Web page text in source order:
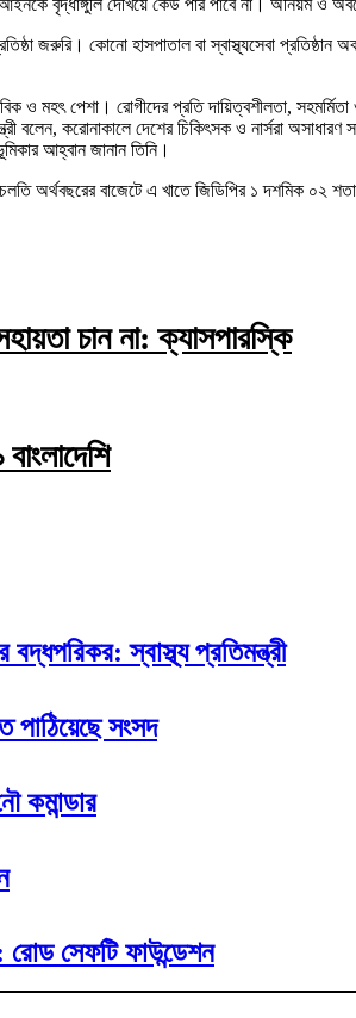
জরুরি। কোনো হাসপাতাল বা স্বাস্থ্যসেবা
ও মহৎ পেশা। রোগীদের প্রতি দায়িত্বশীলতা,
বলেন, করোনাকালে দেশের চিকিৎসক ও নার্সরা
আহ্বান জানান তিনি।
অর্থবছরের বাজেটে এ খাতে জিডিপির ১ দশমিক ০২
চান না: ক্যাসপারস্কি
বদ্ধপরিকর: স্বাস্থ্য প্রতিমন্ত্রী
পাঠিয়েছে সংসদ
কমান্ডার
সেফটি ফাউন্ডেশন